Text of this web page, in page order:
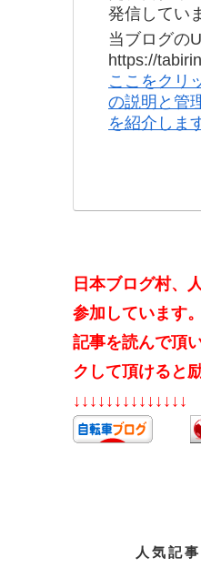
発信してい
当ブログの
https://
ここをクリ
の説明と管
を紹介しま
日本ブログ村、
参加しています。
記事を読んで頂
クして頂けると
↓↓↓↓↓↓↓↓↓↓↓↓↓↓
人気記